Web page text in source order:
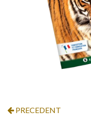
PRECEDENT